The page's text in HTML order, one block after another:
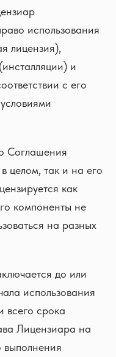
использования
лицензия),
и
с его
Соглашения
целом, так и на его
как
компоненты не
на разных
до или
использования
всего срока
Лицензиара на